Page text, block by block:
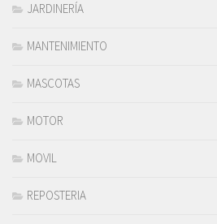
JARDINERÍA
MANTENIMIENTO
MASCOTAS
MOTOR
MOVIL
REPOSTERIA